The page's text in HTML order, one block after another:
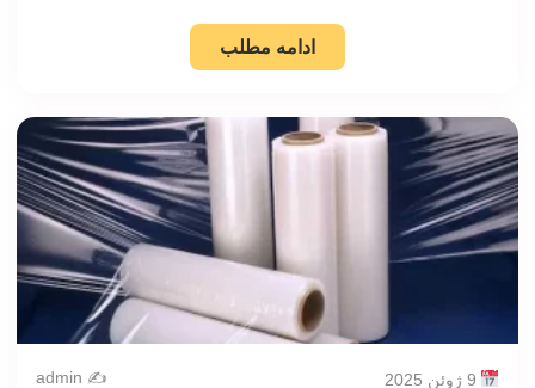
ادامه مطلب
✍️ admin